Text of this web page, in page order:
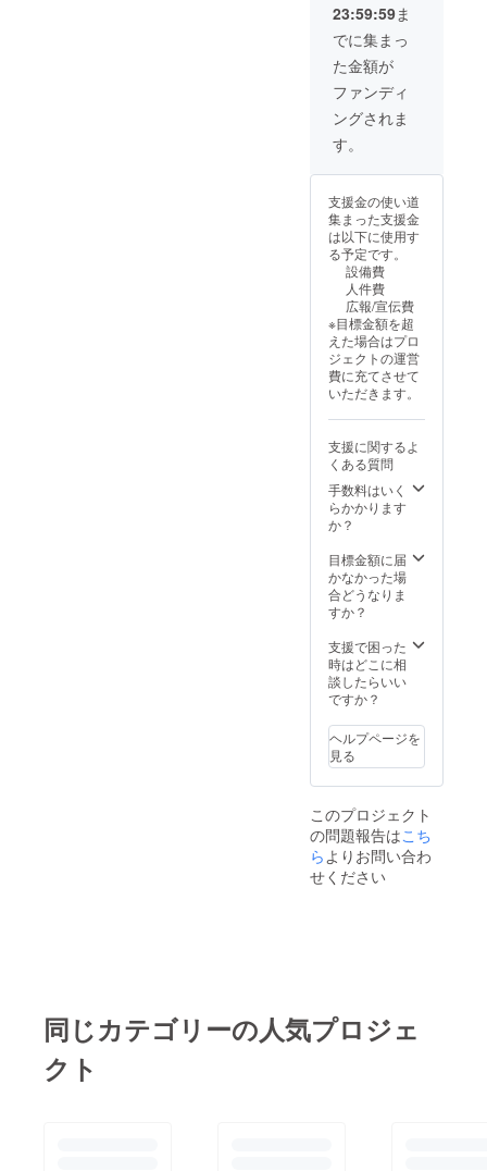
で、スタッフに
クラウドファン
ディングで支援
をした旨をお伝
えください。 ・
日より2ヶ月とな
ります。
23:59:59ま
でに集まっ
た金額が
ファンディ
ングされま
す。
支援金の使い道
集まった支援金
は以下に使用す
る予定です。
設備費
人件費
広報/宣伝費
※目標金額を超
えた場合はプロ
ジェクトの運営
費に充てさせて
いただきます。
支援に関するよ
くある質問
手数料はいく
らかかります
か？
目標金額に届
かなかった場
合どうなりま
すか？
支援で困った
時はどこに相
談したらいい
ですか？
ヘルプページを
見る
このプロジェクト
の問題報告はこち
らよりお問い合わ
せください
同じカテゴリーの人気プロジェ
クト